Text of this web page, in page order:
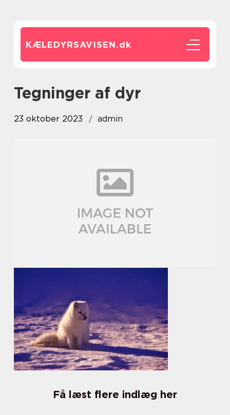
KÆLEDYRSAVISEN.dk
tegninger af dyr
23 oktober 2023 admin
Få læst flere indlæg her